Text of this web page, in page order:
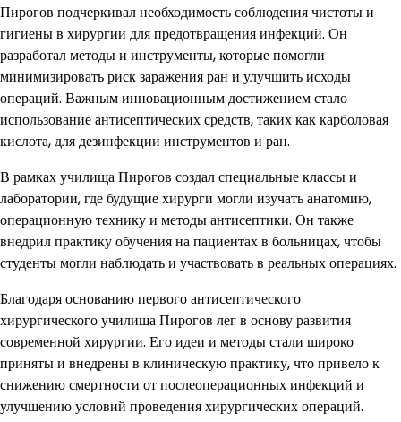
Пирогов подчеркивал необходимость соблюдения чистоты и
гигиены в хирургии для предотвращения инфекций. Он
разработал методы и инструменты, которые помогли
минимизировать риск заражения ран и улучшить исходы
операций. Важным инновационным достижением стало
использование антисептических средств, таких как карболовая
кислота, для дезинфекции инструментов и ран.
В рамках училища Пирогов создал специальные классы и
лаборатории, где будущие хирурги могли изучать анатомию,
операционную технику и методы антисептики. Он также
внедрил практику обучения на пациентах в больницах, чтобы
студенты могли наблюдать и участвовать в реальных операциях.
Благодаря основанию первого антисептического
хирургического училища Пирогов лег в основу развития
современной хирургии. Его идеи и методы стали широко
приняты и внедрены в клиническую практику, что привело к
снижению смертности от послеоперационных инфекций и
улучшению условий проведения хирургических операций.